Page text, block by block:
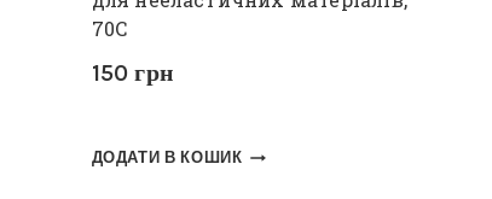
70С
150грн
ДОДАТИ В КОШИК